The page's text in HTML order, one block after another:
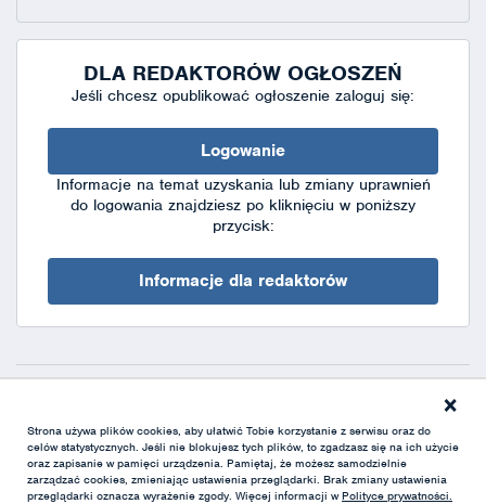
DLA REDAKTORÓW OGŁOSZEŃ
Jeśli chcesz opublikować ogłoszenie zaloguj się:
Logowanie
Informacje na temat uzyskania lub zmiany uprawnień
do logowania znajdziesz po kliknięciu w poniższy
przycisk:
Informacje dla redaktorów
XML
Strona używa plików cookies, aby ułatwić Tobie korzystanie z serwisu oraz do
celów statystycznych. Jeśli nie blokujesz tych plików, to zgadzasz się na ich użycie
oraz zapisanie w pamięci urządzenia. Pamiętaj, że możesz samodzielnie
zarządzać cookies, zmieniając ustawienia przeglądarki. Brak zmiany ustawienia
przeglądarki oznacza wyrażenie zgody. Więcej informacji wPolityce prywatności.
×